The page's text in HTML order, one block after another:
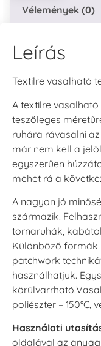
Vélemények (0)
Leírás
Textilre vasalható
A textilre
teszőleges
ruhára rávasalni
már nem kell a
egyszerűen
mehet rá a
A nagyon jó
származik.
tornaruhák,
Különböző formák
patchwork
használhatjuk.
poliészter – 150°C,
Használati
oldalával az